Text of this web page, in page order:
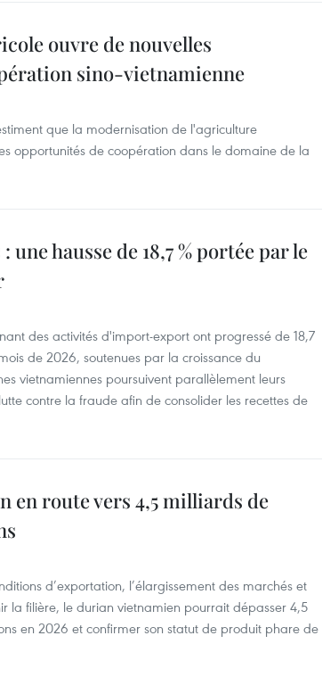
ouvre de nouvelles
sino-vietnamienne
que la modernisation de l'agriculture
opportunités de coopération dans le domaine de la
une hausse de 18,7 % portée par le
des activités d'import-export ont progressé de 18,7
de 2026, soutenues par la croissance du
vietnamiennes poursuivent parallèlement leurs
contre la fraude afin de consolider les recettes de
en route vers 4,5 milliards de
d’exportation, l’élargissement des marchés et
la filière, le durian vietnamien pourrait dépasser 4,5
en 2026 et confirmer son statut de produit phare de